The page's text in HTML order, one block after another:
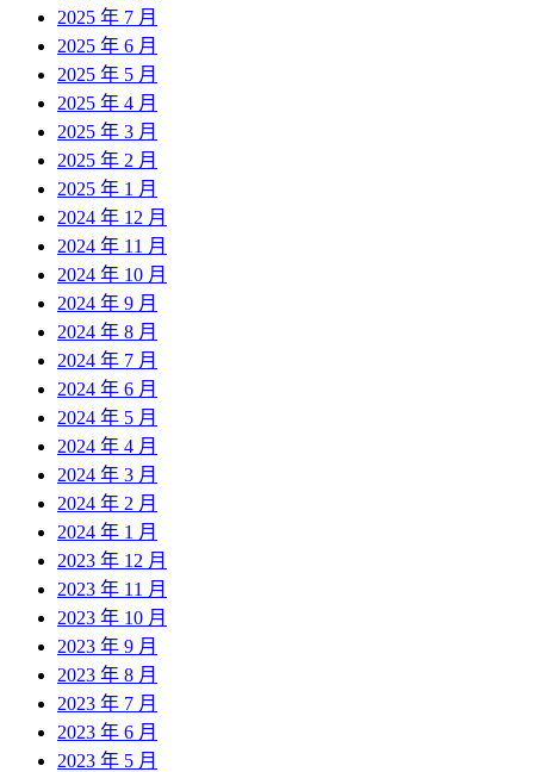
2025 年 7 月
2025 年 6 月
2025 年 5 月
2025 年 4 月
2025 年 3 月
2025 年 2 月
2025 年 1 月
2024 年 12 月
2024 年 11 月
2024 年 10 月
2024 年 9 月
2024 年 8 月
2024 年 7 月
2024 年 6 月
2024 年 5 月
2024 年 4 月
2024 年 3 月
2024 年 2 月
2024 年 1 月
2023 年 12 月
2023 年 11 月
2023 年 10 月
2023 年 9 月
2023 年 8 月
2023 年 7 月
2023 年 6 月
2023 年 5 月